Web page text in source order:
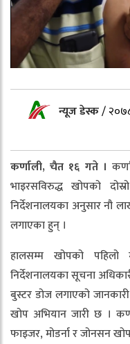
न्यूज डेस्क/
कर्णाली, चैत १६ गते ।
भाइरसविरुद्ध खोपको
निर्देशनालयका अनुसार नौ
लगाएका हुन् ।
हालसम्म खोपको पहिलो
निर्देशनालयका सूचना
बुस्टर डोज लगाएको
खोप अभियान जारी छ ।
फाइजर, मोडर्ना र जोनसन